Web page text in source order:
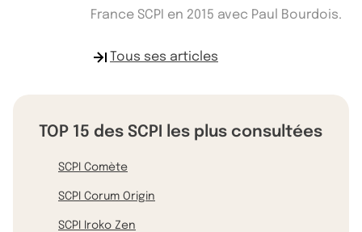
France SCPI en 2015 avec Paul Bourdois.
Tous ses articles
TOP 15 des SCPI les plus consultées
SCPI Comète
SCPI Corum Origin
SCPI Iroko Zen